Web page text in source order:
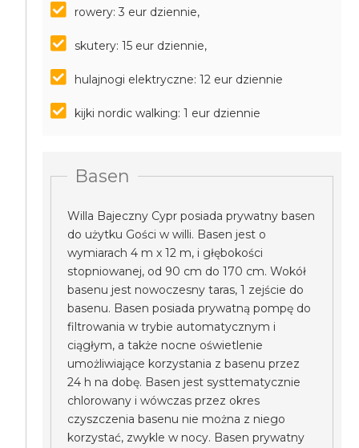
rowery: 3 eur dziennie,
skutery: 15 eur dziennie,
hulajnogi elektryczne: 12 eur dziennie
kijki nordic walking: 1 eur dziennie
Basen
Willa Bajeczny Cypr posiada prywatny basen
do użytku Gości w willi. Basen jest o
wymiarach 4 m x 12 m, i głębokości
stopniowanej, od 90 cm do 170 cm. Wokół
basenu jest nowoczesny taras, 1 zejście do
basenu. Basen posiada prywatną pompę do
filtrowania w trybie automatycznym i
ciągłym, a także nocne oświetlenie
umożliwiające korzystania z basenu przez
24 h na dobę. Basen jest systtematycznie
chlorowany i wówczas przez okres
czyszczenia basenu nie można z niego
korzystać, zwykle w nocy. Basen prywatny